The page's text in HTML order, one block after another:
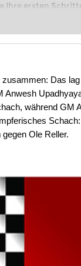
Ihre ersten
auf
Das
Anwesh
während GM
Ole Reller.